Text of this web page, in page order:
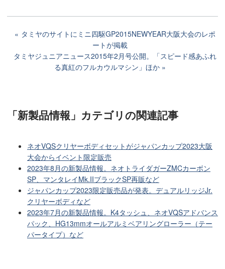
タミヤのサイトにミニ四駆GP2015NEWYEAR大阪大会のレポ
ートが掲載
タミヤジュニアニュース2015年2月号公開。「スピード感あふれ
る真紅のフルカウルマシン」ほか
「新製品情報」カテゴリの関連記事
ネオVQSクリヤーボディセットがジャパンカップ2023大阪
大会からイベント限定販売
2023年8月の新製品情報。ネオトライダガーZMCカーボン
SP、マンタレイMk.IIブラックSP再販など
ジャパンカップ2023限定販売品が発表。デュアルリッジJr.
クリヤーボディなど
2023年7月の新製品情報。K4タッシュ、ネオVQSアドバンス
パック、HG13mmオールアルミベアリングローラー（テー
パータイプ）など